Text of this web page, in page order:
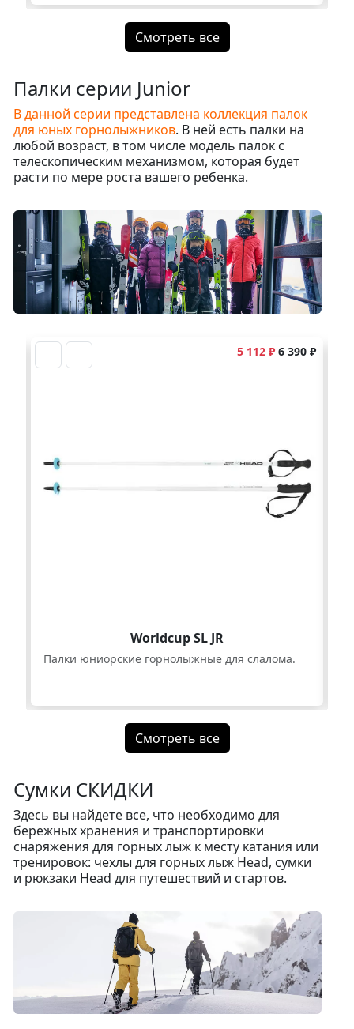
обрезиненные древки, позволяющие разный
хват, широкие райдовые кольца для глубокого
металлокерамики.
Смотреть все
Палки серии Junior
В данной серии представлена коллекция палок
для юных горнолыжников. В ней есть палки на
любой возраст, в том числе модель палок с
телескопическим механизмом, которая будет
расти по мере роста вашего ребенка.
5 112 ₽ 6 390 ₽
Worldcup SL JR
Палки юниорские горнолыжные для слалома.
Смотреть все
Сумки СКИДКИ
Здесь вы найдете все, что необходимо для
бережных хранения и транспортировки
снаряжения для горных лыж к месту катания или
тренировок: чехлы для горных лыж Head, сумки
и рюкзаки Head для путешествий и стартов.